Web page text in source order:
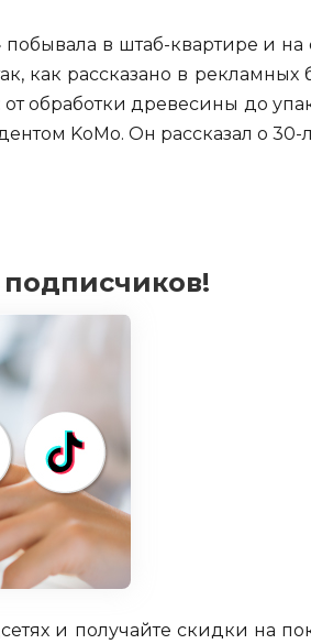
в штаб-квартире и
как рассказано в рекламных
обработки древесины до
KoMo. Он рассказал о
и получайте скидки на